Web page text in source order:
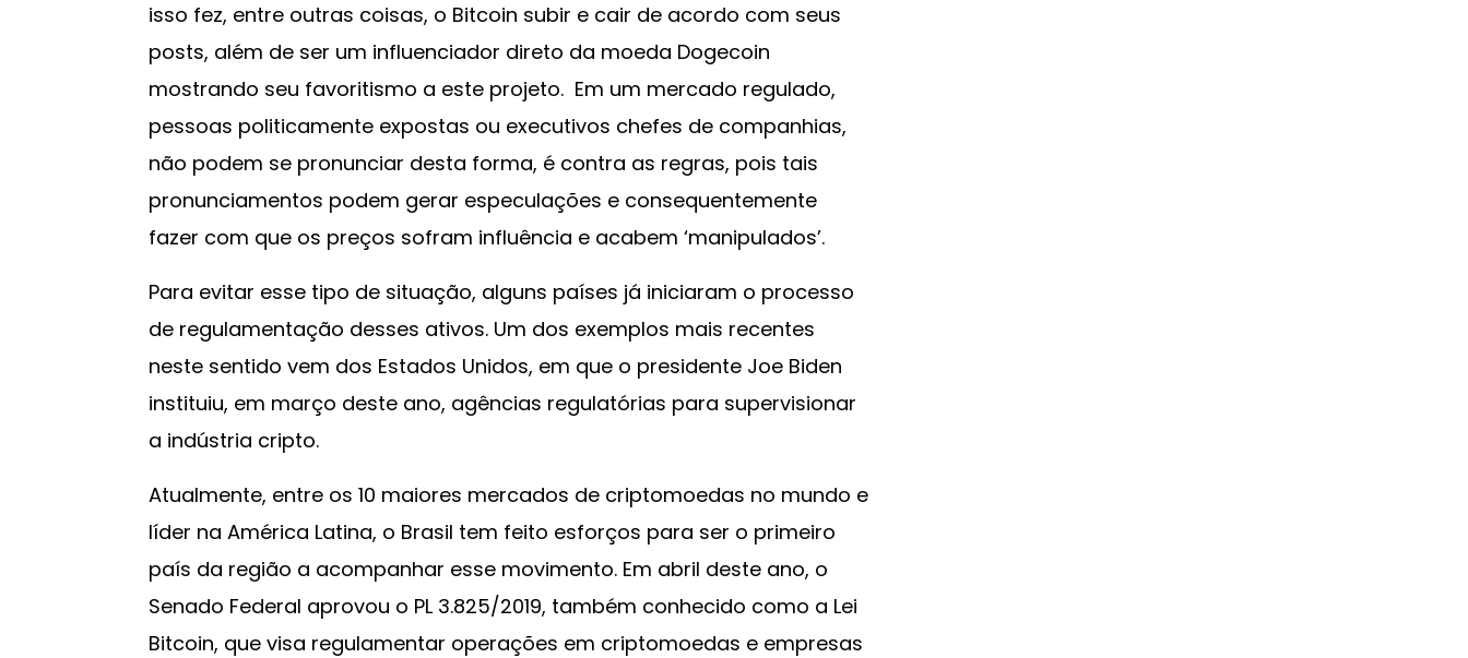
isso fez, entre outras coisas, o Bitcoin subir e cair de acordo com seus
posts, além de ser um influenciador direto da moeda Dogecoin
mostrando seu favoritismo a este projeto. Em um mercado regulado,
pessoas politicamente expostas ou executivos chefes de companhias,
não podem se pronunciar desta forma, é contra as regras, pois tais
pronunciamentos podem gerar especulações e consequentemente
fazer com que os preços sofram influência e acabem ‘manipulados’.
Para evitar esse tipo de situação, alguns países já iniciaram o processo
de regulamentação desses ativos. Um dos exemplos mais recentes
neste sentido vem dos Estados Unidos, em que o presidente Joe Biden
instituiu, em março deste ano, agências regulatórias para supervisionar
a indústria cripto.
Atualmente, entre os 10 maiores mercados de criptomoedas no mundo e
líder na América Latina, o Brasil tem feito esforços para ser o primeiro
país da região a acompanhar esse movimento. Em abril deste ano, o
Senado Federal aprovou o PL 3.825/2019, também conhecido como a Lei
Bitcoin, que visa regulamentar operações em criptomoedas e empresas